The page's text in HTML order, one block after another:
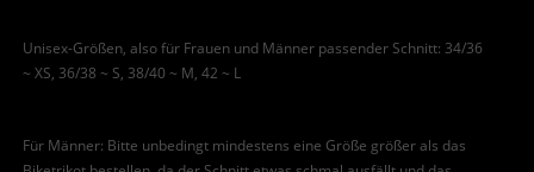
Unisex-Größen, also für Frauen und Männer passender Schnitt: 34/36
~ XS, 36/38 ~ S, 38/40 ~ M, 42 ~ L
Für Männer: Bitte unbedingt mindestens eine Größe größer als das